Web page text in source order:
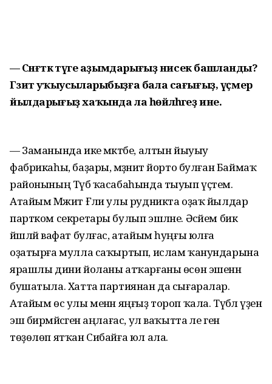
— Сәнғәткә тәүге аҙым­дарығыҙ нисек башланды?
Гәзит уҡыусы­ла­рыбыҙға бала сағығыҙ, үҫмер
йыл­да­рығыҙ хаҡында ла һөйлә­һәгеҙ ине.
— Заманында ике мәктәбе, алтын йыуыу
фабрикаһы, ба­ҙары, мәҙәниәт йорто булған Баймаҡ
районының Түбә ҡасаба­һында тыуып үҫтем.
Атайым Мәжит Ғәли улы рудникта оҙаҡ йылдар
партком секретары булып эшләне. Әсәйем бик
йәшләй вафат булғас, атайым һуңғы юлға
оҙатырға мулла саҡыртып, ислам ҡанундарына
ярашлы дини йоланы атҡарғаны өсөн эшенән
бушатыла. Хатта партиянан да сығаралар.
Атайым өс улы менән яңғыҙ тороп ҡала. Түбәлә үҙенә
эш бирмәйәсәген аңлағас, ул ваҡытта әле генә
төҙөлөп ятҡан Сибайға юл ала.